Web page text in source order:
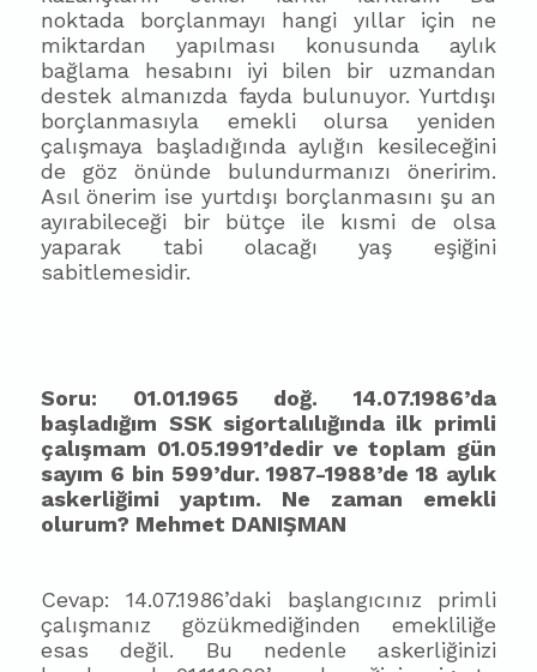
noktada borçlanmayı hangi yıllar için ne
miktardan yapılması konusunda aylık
bağlama hesabını iyi bilen bir uzmandan
destek almanızda fayda bulunuyor. Yurtdışı
borçlanmasıyla emekli olursa yeniden
çalışmaya başladığında aylığın kesileceğini
de göz önünde bulundurmanızı öneririm.
Asıl önerim ise yurtdışı borçlanmasını şu an
ayırabileceği bir bütçe ile kısmi de olsa
yaparak tabi olacağı yaş eşiğini
sabitlemesidir.
Soru: 01.01.1965 doğ. 14.07.1986’da
başladığım SSK sigortalılığında ilk primli
çalışmam 01.05.1991’dedir ve toplam gün
sayım 6 bin 599’dur. 1987-1988’de 18 aylık
askerliğimi yaptım. Ne zaman emekli
olurum? Mehmet DANIŞMAN
Cevap: 14.07.1986’daki başlangıcınız primli
çalışmanız gözükmediğinden emekliliğe
esas değil. Bu nedenle askerliğinizi